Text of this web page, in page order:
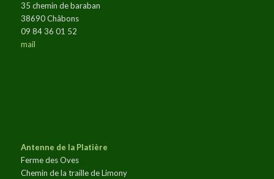
35 chemin de baraban
38690 Châbons
09 84 36 01 52
mail
Antenne de la Platière
Ferme des Oves
Chemin de la traille de Limony